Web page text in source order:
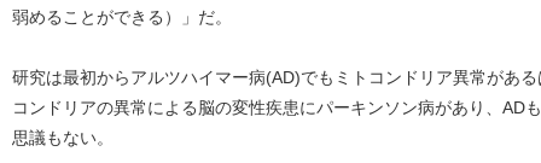
弱めることができる）」だ。
研究は最初からアルツハイマー病(AD)でもミトコンドリア異常があ
コンドリアの異常による脳の変性疾患にパーキンソン病があり、AD
思議もない。